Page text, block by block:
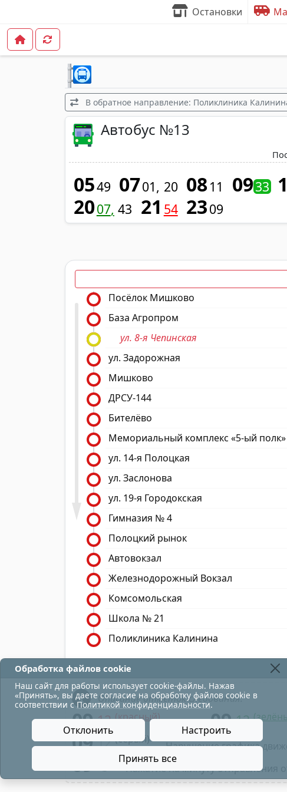
Остановки
В обратное направление: Поликлиника
Автобус №13
0549 0701 20 0811 0933
2007 43 21 54 2309
Посёлок Мишково
База Агропром
ул. 8-я Чепинская
ул. Задорожная
Мишково
ДРСУ-144
Бителёво
Мемориальный комплекс «5-ый полк»
ул. 14-я Полоцкая
ул. Заслонова
ул. 19-я Городокская
Гимназия № 4
Полоцкий рынок
Автовокзал
Железнодорожный Вокзал
Комсомольская
Школа № 21
Поликлиника Калинина
Описание отметок следования:
09 12(красный)
- в парк; 09 12
09 12(серый)
- Нарушение графика
09 - Нажатие на минуту отправления
Обработка файлов cookie
Наш сайт для работы использует cookie-файлы. Нажав
«Принять», вы даете согласие на обработку файлов cookie в
соответствии с Политикой конфиденциальности.
Отклонить Настроить
Принять все